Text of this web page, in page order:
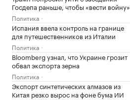
Госдепа раньше, чтобы «вести войну»
Политика
Испания ввела контроль на границе
для путешественников из Италии
Политика
Bloomberg узнал, что Украине грозит
обвал экспорта зерна
Политика
Экспорт синтетических алмазов из
Китая резко вырос на фоне бума ИИ